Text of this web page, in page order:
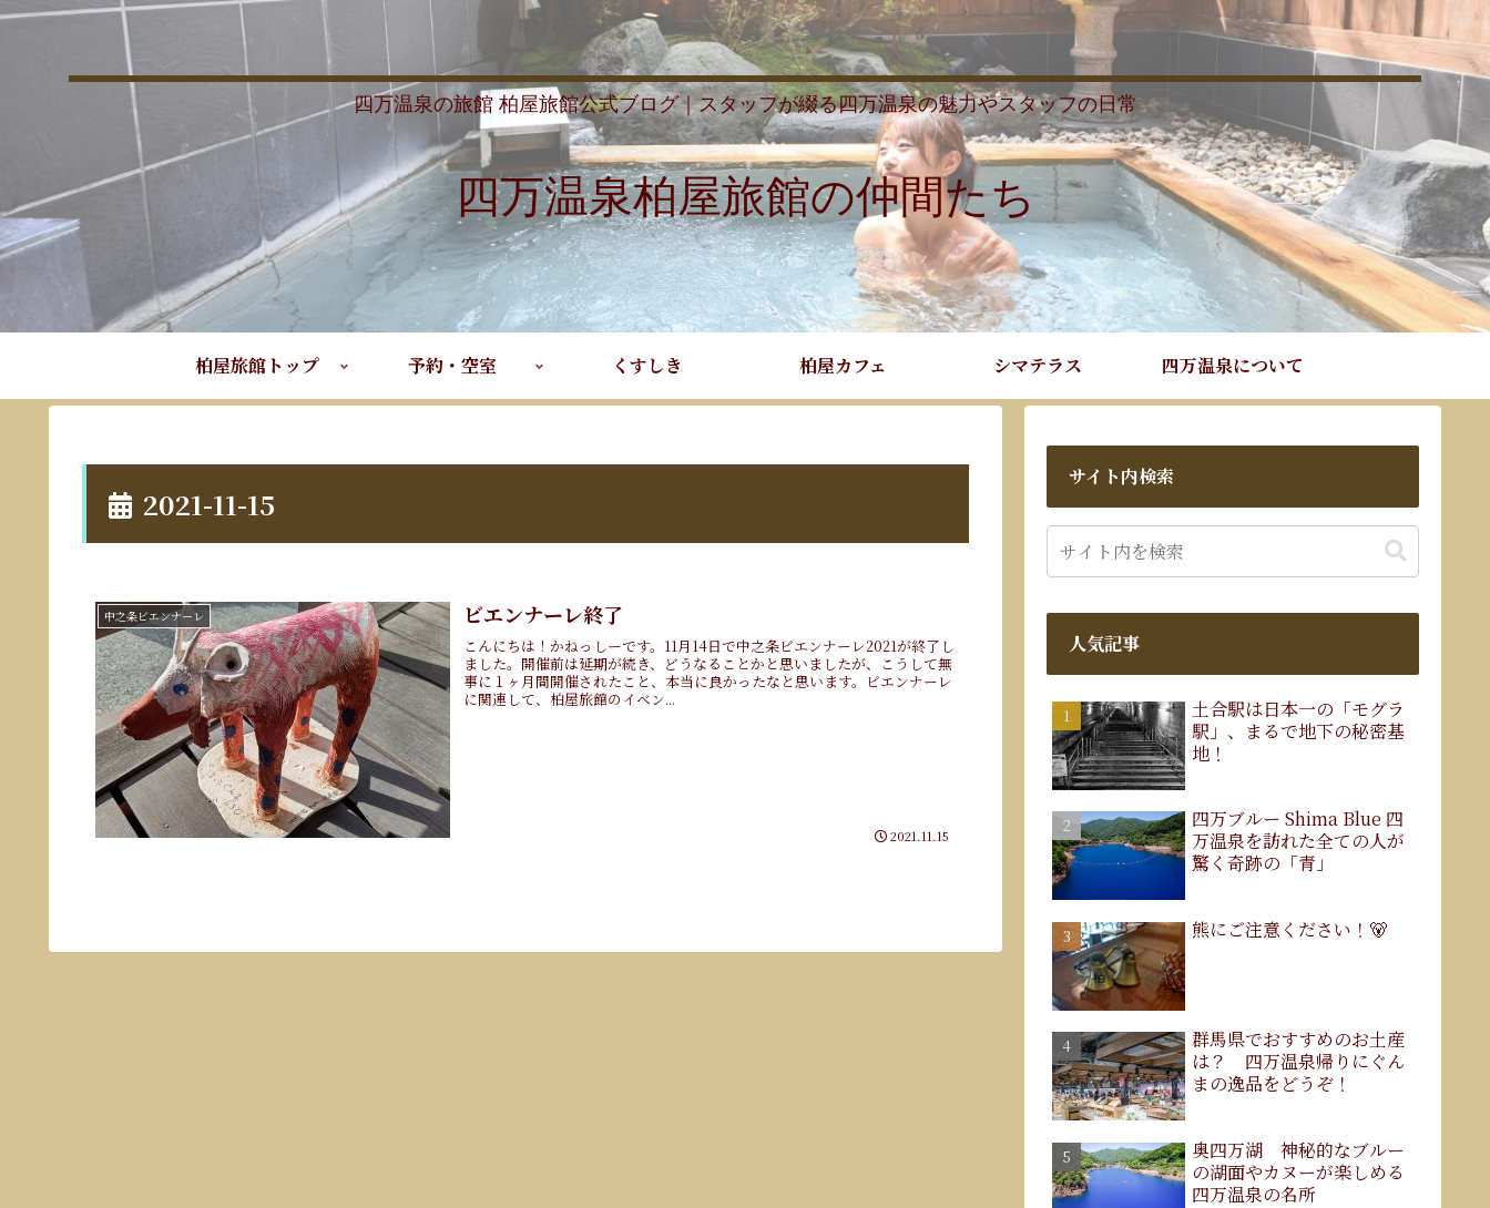
四万温泉の旅館 柏屋旅館公式ブログ｜スタッフが綴る四万温泉の魅力やスタッフの日常
四万温泉柏屋旅館の仲間たち
柏屋旅館トップ 予約・空室 くすしき 柏屋カフェ シマテラス 四万温泉について
2021-11-15
中之条ビエンナーレ ビエンナーレ終了
こんにちは！かねっしーです。11月14日で中之条ビエンナーレ2021が終了し
ました。開催前は延期が続き、どうなることかと思いましたが、こうして無
事に１ヶ月間開催されたこと、本当に良かったなと思います。ビエンナーレ
に関連して、柏屋旅館のイベン...
2021.11.15
サイト内検索
人気記事
土合駅は日本一の「モグラ
駅」、まるで地下の秘密基
地！
四万ブルー Shima Blue 四
万温泉を訪れた全ての人が
驚く奇跡の「青」
熊にご注意ください！🐻
群馬県でおすすめのお土産
は？ 四万温泉帰りにぐん
まの逸品をどうぞ！
奥四万湖 神秘的なブルー
の湖面やカヌーが楽しめる
四万温泉の名所